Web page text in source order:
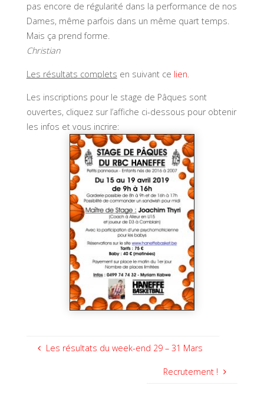
pas encore de régularité dans la performance de nos
Dames, même parfois dans un même quart temps.
Mais ça prend forme.
Christian
Les résultats complets en suivant ce lien
Les inscriptions pour le stage de Pâques sont
ouvertes, cliquez sur l’affiche ci-dessous pour obtenir
les infos et vous incrire:
Les résultats du week-end 29 – 31 Mars
Recrutement !